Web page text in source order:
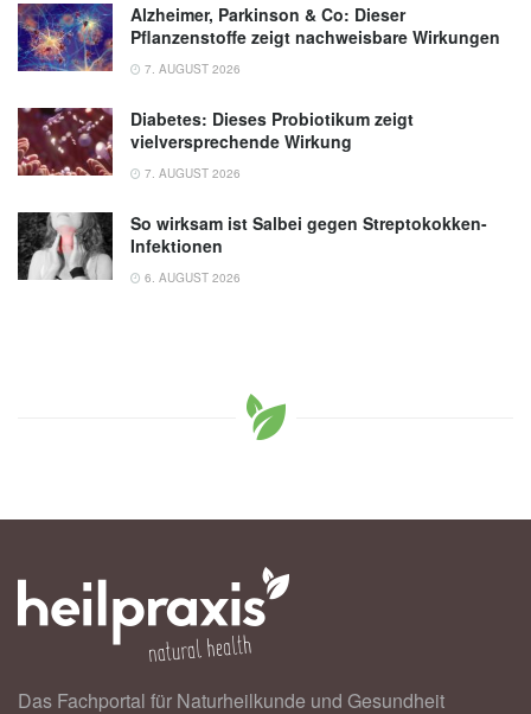
Alzheimer, Parkinson & Co: Dieser
Pflanzenstoffe zeigt nachweisbare Wirkungen
7. AUGUST 2026
Diabetes: Dieses Probiotikum zeigt
vielversprechende Wirkung
7. AUGUST 2026
So wirksam ist Salbei gegen Streptokokken-
Infektionen
6. AUGUST 2026
Das Fachportal für Naturheilkunde und Gesundheit